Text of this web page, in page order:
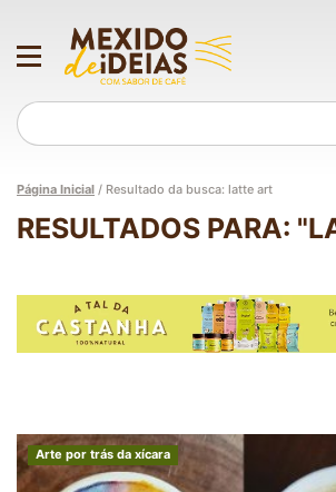
Página Inicial / Resultado da busca: latte art
RESULTADOS PARA:
Arte por trás da xícara